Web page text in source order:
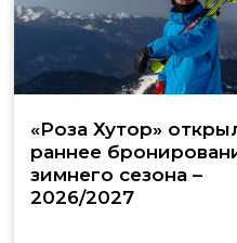
«Роза Хутор»
раннее
зимнего сезона –
2026/2027